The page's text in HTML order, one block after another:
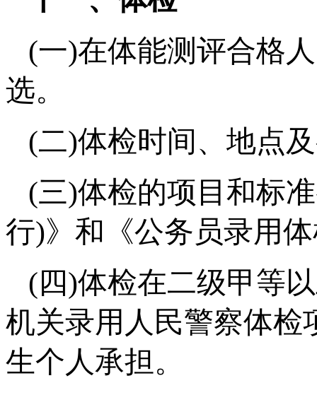
(一)在体能测评合格
选。
(二)体检时间、地点
(三)体检的项目和标
行)》和《公务员录用
(四)体检在二级甲等
机关录用人民警察体检
生个人承担。